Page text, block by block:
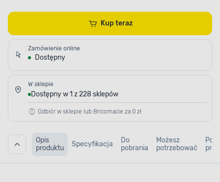
Kup teraz
Zamówienie online
Dostępny
W sklepie
Dostępny w 1 z 228 sklepów
Odbiór w sklepie lub Bricomacie za 0 zł
Opis
produktu
Specyfikacja
Do
pobrania
Możesz
potrzebować